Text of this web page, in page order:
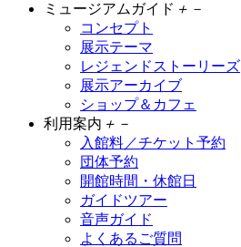
ミュージアムガイド ＋ －
コンセプト
展示テーマ
レジェンドストーリーズ
展示アーカイブ
ショップ＆カフェ
利用案内 ＋ －
入館料／チケット予約
団体予約
開館時間・休館日
ガイドツアー
音声ガイド
よくあるご質問